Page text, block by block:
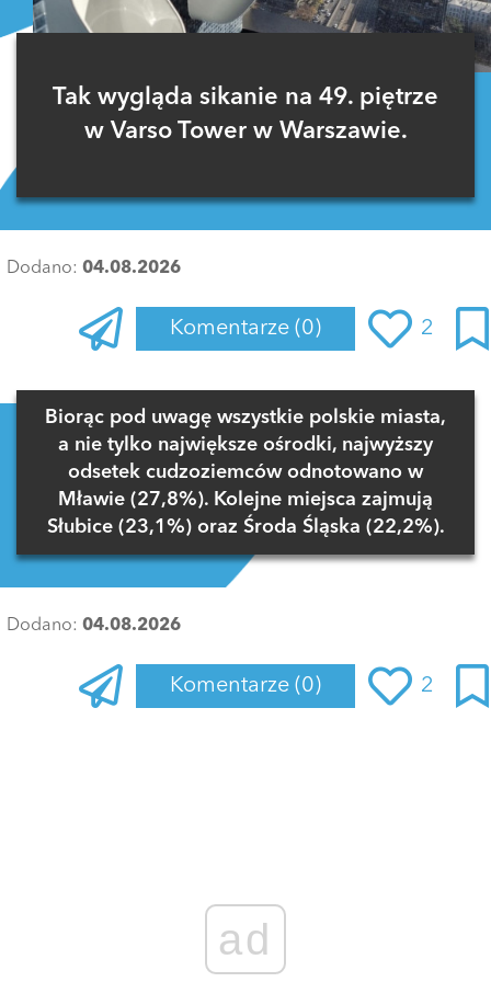
Tak wygląda sikanie na 49. piętrze
w Varso Tower w Warszawie.
Dodano: 04.08.2026
Komentarze (0) 2
Zaloguj się, aby dodać komentarz
Biorąc pod uwagę wszystkie polskie miasta,
a nie tylko największe ośrodki, najwyższy
odsetek cudzoziemców odnotowano w
Mławie (27,8%). Kolejne miejsca zajmują
Słubice (23,1%) oraz Środa Śląska (22,2%).
Dodano: 04.08.2026
Komentarze (0) 2
ad